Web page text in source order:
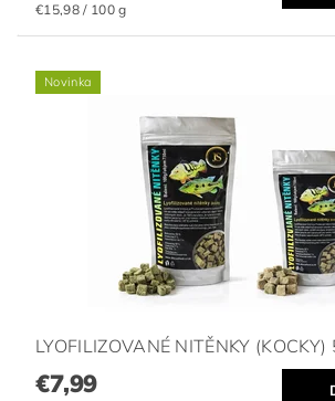
€15,98 / 100 g
Novinka
LYOFILIZOVANÉ NITĚNKY (KOCKY)
€7,99